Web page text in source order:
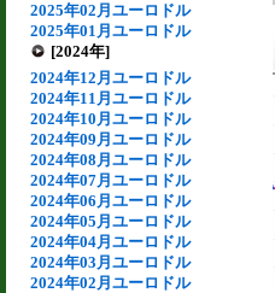
2025年02月ユーロドル
2025年01月ユーロドル
[2024年]
2024年12月ユーロドル
2024年11月ユーロドル
2024年10月ユーロドル
2024年09月ユーロドル
2024年08月ユーロドル
2024年07月ユーロドル
2024年06月ユーロドル
2024年05月ユーロドル
2024年04月ユーロドル
2024年03月ユーロドル
2024年02月ユーロドル